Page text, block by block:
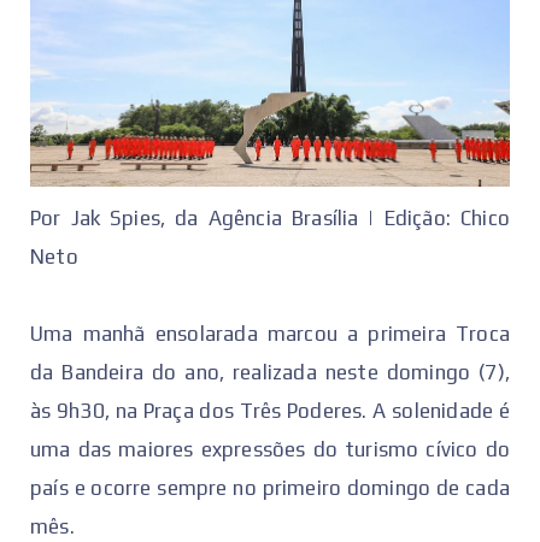
Por Jak Spies, da Agência Brasília | Edição: Chico
Neto
Uma manhã ensolarada marcou a primeira Troca
da Bandeira do ano, realizada neste domingo (7),
às 9h30, na Praça dos Três Poderes. A solenidade é
uma das maiores expressões do turismo cívico do
país e ocorre sempre no primeiro domingo de cada
mês.